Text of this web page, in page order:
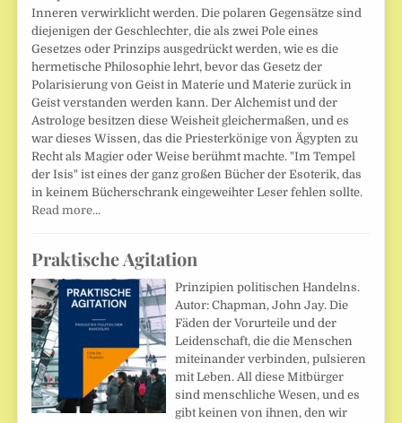
Inneren verwirklicht werden. Die polaren Gegensätze sind
diejenigen der Geschlechter, die als zwei Pole eines
Gesetzes oder Prinzips ausgedrückt werden, wie es die
hermetische Philosophie lehrt, bevor das Gesetz der
Polarisierung von Geist in Materie und Materie zurück in
Geist verstanden werden kann. Der Alchemist und der
Astrologe besitzen diese Weisheit gleichermaßen, und es
war dieses Wissen, das die Priesterkönige von Ägypten zu
Recht als Magier oder Weise berühmt machte. "Im Tempel
der Isis" ist eines der ganz großen Bücher der Esoterik, das
in keinem Bücherschrank eingeweihter Leser fehlen sollte.
Read more…
Praktische Agitation
Prinzipien politischen Handelns.
Autor: Chapman, John Jay. Die
Fäden der Vorurteile und der
Leidenschaft, die die Menschen
miteinander verbinden, pulsieren
mit Leben. All diese Mitbürger
sind menschliche Wesen, und es
gibt keinen von ihnen, den wir